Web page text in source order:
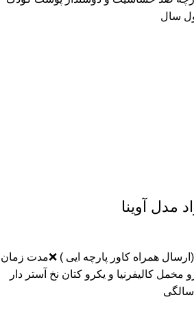
سال
مدل آوینا
همراه کاور پارچه ایی ) ❌️مدت زمان
یکرو مخمل کالیفرنیا و یکرو کتان نخ آستر دار